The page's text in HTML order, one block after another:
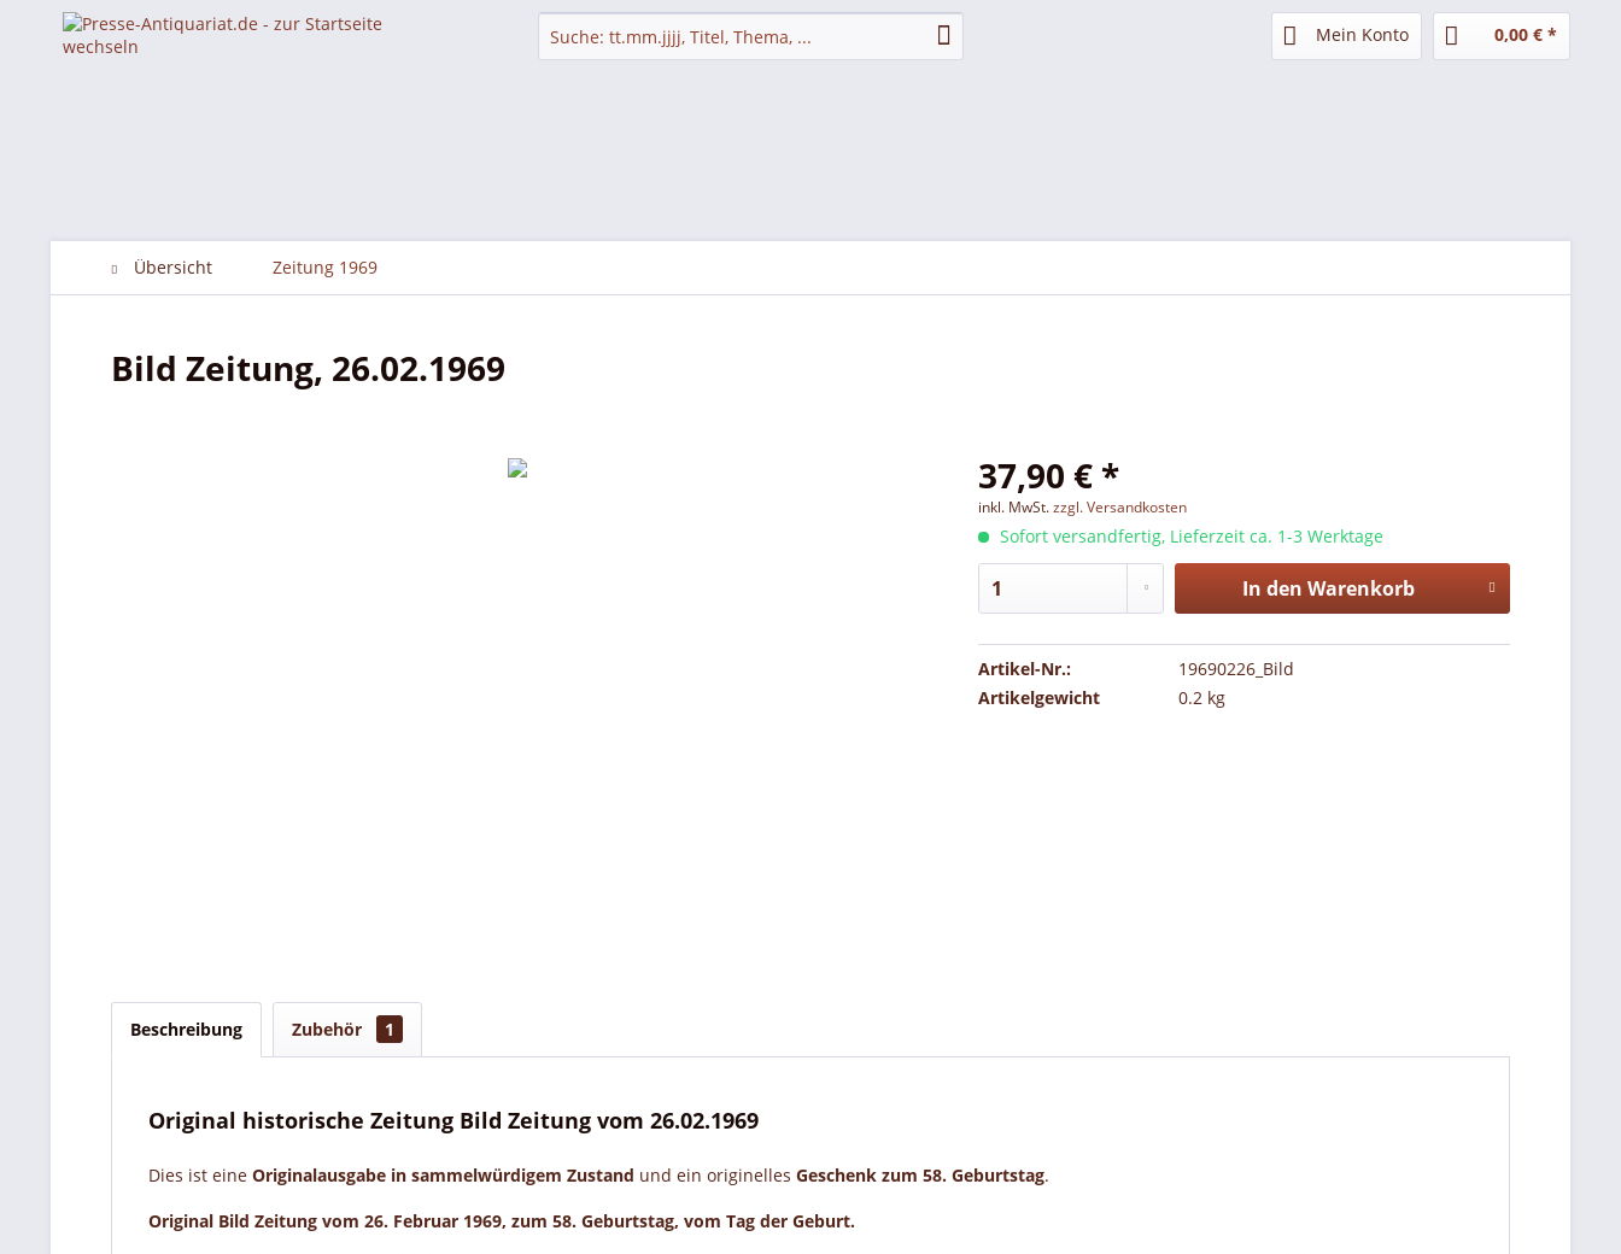
Mein Konto 0,00 € *
Übersicht Zeitung 1969
Bild Zeitung, 26.02.1969
37,90 € *
inkl. MwSt.zzgl. Versandkosten
Sofort versandfertig, Lieferzeit ca. 1-3 Werktage
In den Warenkorb
Artikel-Nr.:
19690226_Bild
Artikelgewicht
0.2 kg
Beschreibung Zubehör 1
Original historische Zeitung Bild Zeitung vom 26.02.1969
Dies ist eine Originalausgabe in sammelwürdigem Zustand und ein originelles Geschenk zum 58. Geburtstag.
Original Bild Zeitung vom 26. Februar 1969, zum 58. Geburtstag, vom Tag der Geburt.